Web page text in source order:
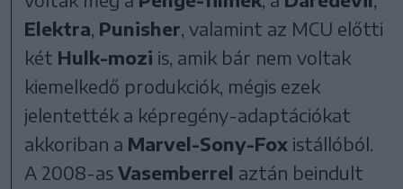
Elektra, Punisher, valamint az MCU előtti
két Hulk-mozi is, amik bár nem voltak
kiemelkedő produkciók, mégis ezek
jelentették a képregény-adaptációkat
akkoriban a Marvel-Sony-Fox istállóból.
A 2008-asVasemberrel aztán beindult